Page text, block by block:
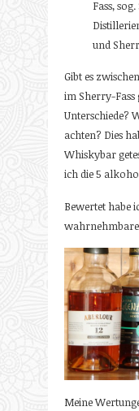
Fass,
und
Gibt es
im Sherry-
Unterschiede?
achten? Dies
Whiskybar
ich die 5
Bewertet habe
Meine